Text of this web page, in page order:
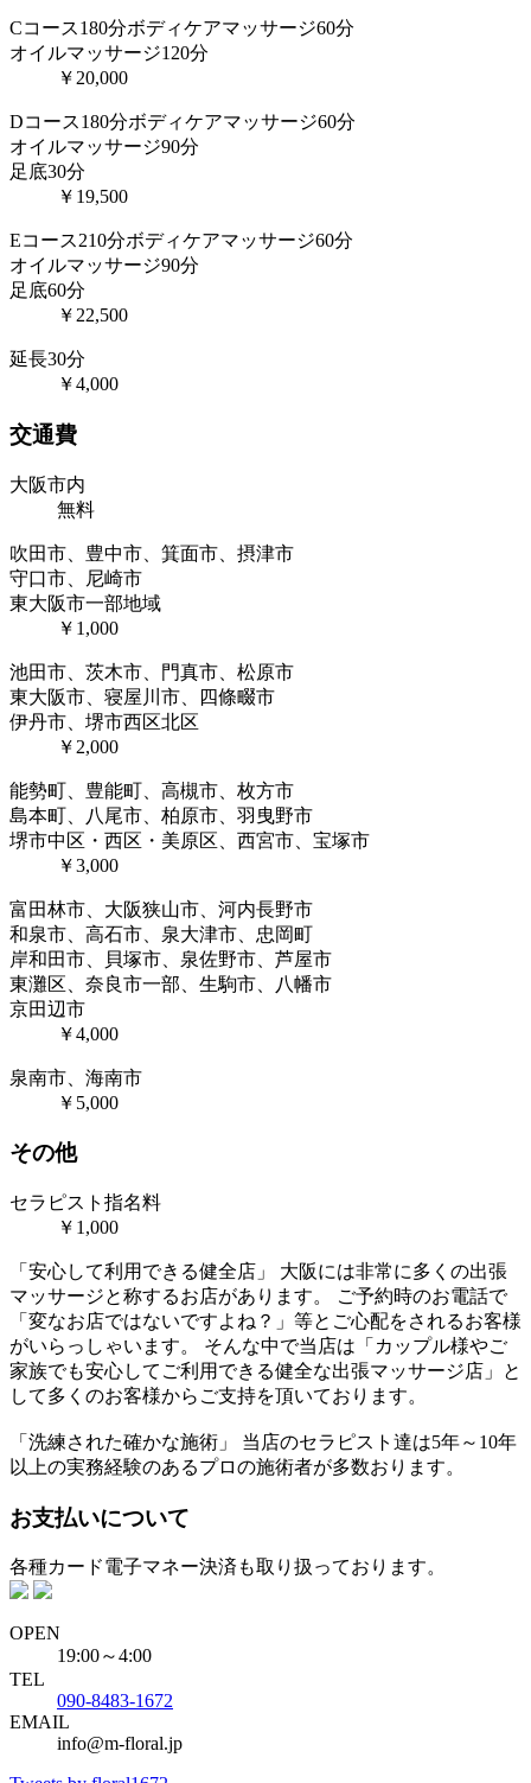
Cコース180分ボディケアマッサージ60分
オイルマッサージ120分
￥20,000
Dコース180分ボディケアマッサージ60分
オイルマッサージ90分
足底30分
￥19,500
Eコース210分ボディケアマッサージ60分
オイルマッサージ90分
足底60分
￥22,500
延長30分
￥4,000
交通費
大阪市内
無料
吹田市、豊中市、箕面市、摂津市
守口市、尼崎市
東大阪市一部地域
￥1,000
池田市、茨木市、門真市、松原市
東大阪市、寝屋川市、四條畷市
伊丹市、堺市西区北区
￥2,000
能勢町、豊能町、高槻市、枚方市
島本町、八尾市、柏原市、羽曳野市
堺市中区・西区・美原区、西宮市、宝塚市
￥3,000
富田林市、大阪狭山市、河内長野市
和泉市、高石市、泉大津市、忠岡町
岸和田市、貝塚市、泉佐野市、芦屋市
東灘区、奈良市一部、生駒市、八幡市
京田辺市
￥4,000
泉南市、海南市
￥5,000
その他
セラピスト指名料
￥1,000
「安心して利用できる健全店」 大阪には非常に多くの出張
マッサージと称するお店があります。 ご予約時のお電話で
「変なお店ではないですよね？」等とご心配をされるお客様
がいらっしゃいます。 そんな中で当店は「カップル様やご
家族でも安心してご利用できる健全な出張マッサージ店」と
して多くのお客様からご支持を頂いております。
「洗練された確かな施術」 当店のセラピスト達は5年～10年
以上の実務経験のあるプロの施術者が多数おります。
お支払いについて
各種カード電子マネー決済も取り扱っております。
OPEN
19:00～4:00
TEL
090-8483-1672
EMAIL
info@m-floral.jp